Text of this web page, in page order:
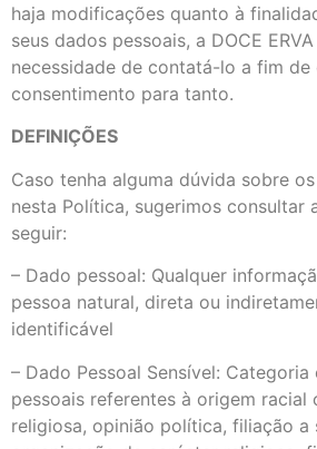
haja modificações quanto à
seus dados pessoais, a DOCE
necessidade de contatá-lo a fim de
consentimento para tanto.
DEFINIÇÕES
Caso tenha alguma dúvida sobre
nesta Política, sugerimos consultar
seguir:
– Dado pessoal: Qualquer
pessoa natural, direta ou
identificável
– Dado Pessoal Sensível:
pessoais referentes à origem racial
religiosa, opinião política, filiação a